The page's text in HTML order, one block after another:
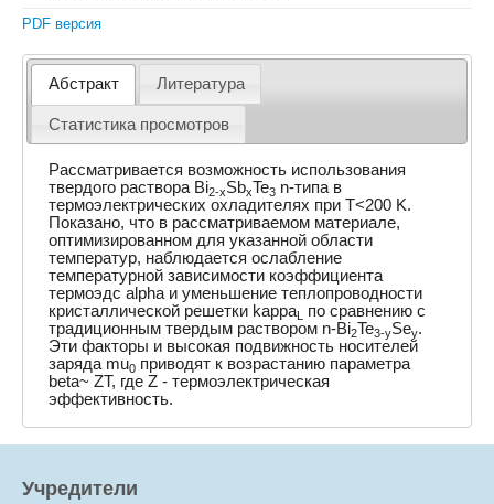
PDF версия
Абстракт Литература
Статистика просмотров
Рассматривается возможность использования
твердого раствора Bi2-xSbxTe3 n-типа в
термоэлектрических охладителях при T<200 K.
Показано, что в рассматриваемом материале,
оптимизированном для указанной области
температур, наблюдается ослабление
температурной зависимости коэффициента
термоэдс alpha и уменьшение теплопроводности
кристаллической решетки kappaL
по сравнению с
традиционным твердым раствором n-Bi2Te3-ySey.
Эти факторы и высокая подвижность носителей
заряда mu0 приводят к возрастанию параметра
beta~ ZT, где Z - термоэлектрическая
эффективность.
Учредители